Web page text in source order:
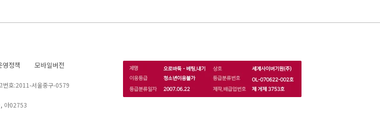
영정책 모바일버전
번호:2011-서울중구-0579
, 아02753